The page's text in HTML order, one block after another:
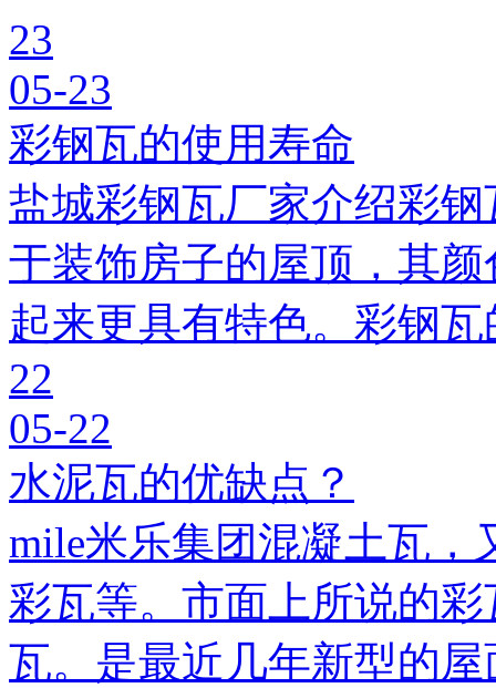
23
05-23
彩钢瓦的使用寿命
盐城彩钢瓦厂家介绍彩
于装饰房子的屋顶，其
起来更具有特色。彩钢
22
05-22
水泥瓦的优缺点？
mile米乐集团混凝土瓦，
彩瓦等。市面上所说的
瓦。是最近几年新型的